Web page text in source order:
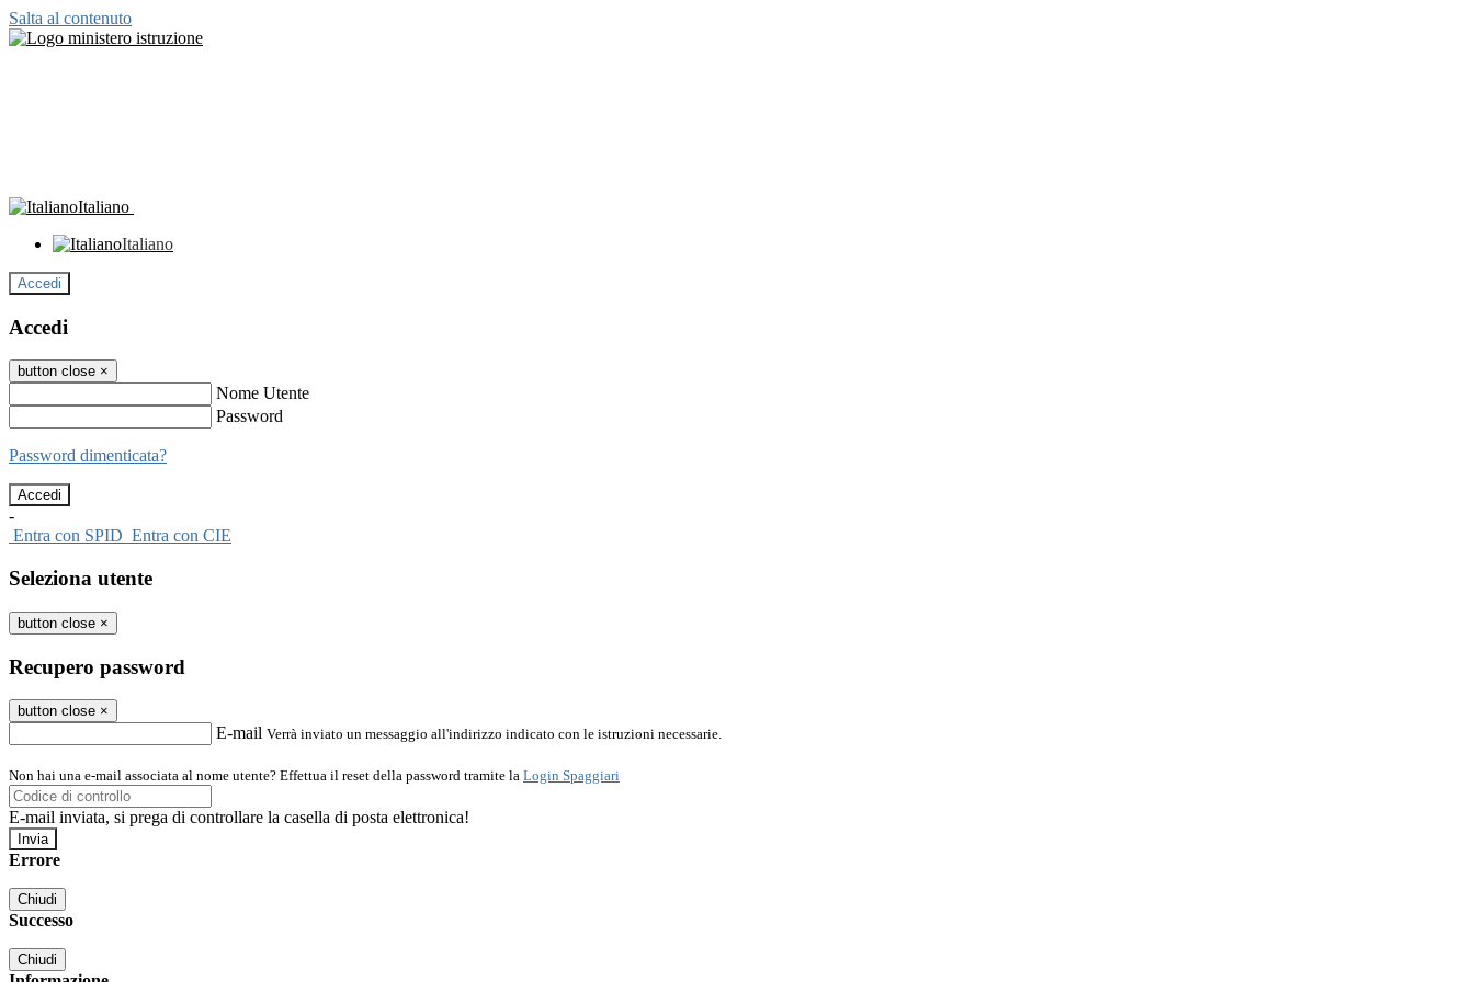
Salta al contenuto
Italiano
Italiano
Accedi
Accedi
button close ×
Nome Utente
Password
Password dimenticata?
-
Entra con SPID Entra con CIE
Seleziona utente
button close ×
Recupero password
button close ×
E-mail Verrà inviato un messaggio all'indirizzo indicato con le istruzioni necessarie.
Non hai una e-mail associata al nome utente? Effettua il reset della password tramite la Login Spaggiari
E-mail inviata, si prega di controllare la casella di posta elettronica!
Errore
Chiudi
Successo
Chiudi